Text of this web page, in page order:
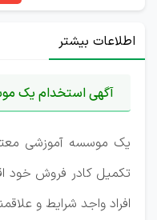
اطلاعات بیشتر
آگهی استخدام یک
یک موسسه آموزشی
تکمیل کادر فروش خود
افراد واجد شرایط و